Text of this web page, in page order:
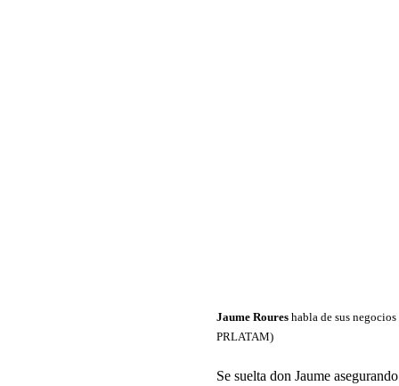
Jaume Roures habla de sus
PRLATAM)
Se suelta don Jaume